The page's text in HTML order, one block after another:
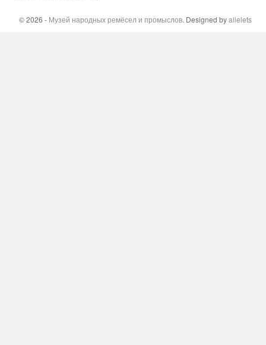
© 2026 - Музей народных ремёсел и промыслов. Designed byallelets